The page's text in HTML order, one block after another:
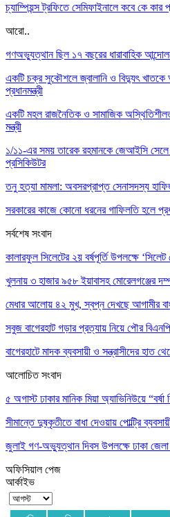
চ্যাম্পিয়ন্স ট্রফিতে সেমিফাইনালে কবে কে কার
আরো..
গণঅভ্যুত্থান ছিল ১৭ বছরের ধারাবাহিক
একটি চক্র সুকৌশলে জ্বালানি ও বিদ্যুৎ
প্রধানমন্ত্রী
একটি মহল রাজনৈতিক ও সামাজিক
মন্ত্রী
১/১১-এর সময় তারেক রহমানকে জেআইসি সেলে
প্রসিকিউটর
তনু হত্যা মামলা: অবসরপ্রাপ্ত সেনাসদস্য
সরকারের কাজে কোনো ধরনের গাফিলতি হলে
সর্বশেষ সংবাদ
কালারফুল সিলেটের ২য় বর্ষপূর্তি উপলক্ষে
খুলনায় ৩ হাজার ৯৫৮ ইয়াবাসহ মোরেলগঞ্জের
মেধার আলোয় ৪২ মুখ, স্বপ্ন দেখছে আগামীর
সবুজ বাগেরহাট গড়ার প্রত্যায় নিয়ে পৌর
বাগেরহাটে মাদক ব্যবসায়ী ও সন্ত্রাসীদের হাত
আলোচিত সংবাদ
৫ অগাস্ট ঢাকার মানিক মিয়া অ্যাভিনিউয়ে
সীমান্তে দুষ্কৃতীতে বাধা দেওয়ায় পোল্ট্রি
জুলাই গণ-অভ্যুত্থান দিবস উপলক্ষে ঢাকা জেলা
অফিসিয়াল পেজ
আর্কাইভ